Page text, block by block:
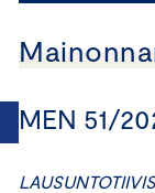
MEN 51/